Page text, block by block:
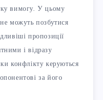
вимогу. У цьому
можуть позбутися
пропозиції
і відразу
конфлікту керуються
за його